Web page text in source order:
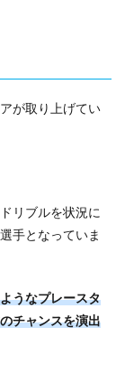
が取り上げてい
リブルを状況に
手となっていま
うなプレースタ
チャンスを演出